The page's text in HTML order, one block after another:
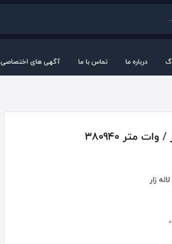
درباره ما تماس با ما آگهی های اختصاصی
متر 380940
زار